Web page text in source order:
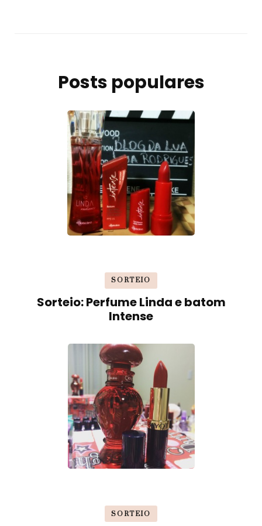
Posts populares
SORTEIO
Sorteio: Perfume Linda e batom
Intense
SORTEIO